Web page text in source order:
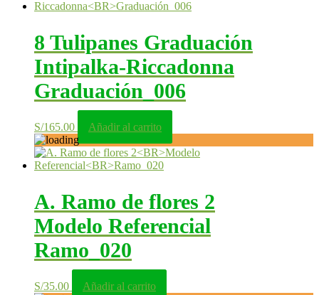
8 Tulipanes Graduación
Intipalka-Riccadonna
Graduación_006
S/165.00 Añadir al carrito
A. Ramo de flores 2
Modelo Referencial
Ramo_020
S/35.00 Añadir al carrito